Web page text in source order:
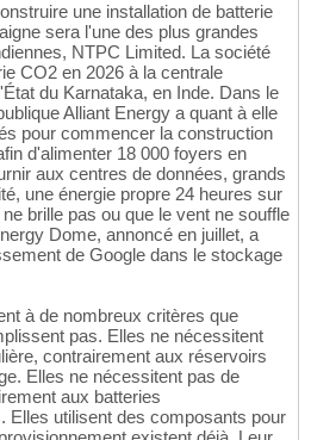
une installation de batterie
sera l'une des plus grandes
NTPC Limited. La société
CO2 en 2026 à la centrale
du Karnataka, en Inde. Dans le
Alliant Energy a quant à elle
pour commencer la construction
d'alimenter 18 000 foyers en
aux centres de données, grands
une énergie propre 24 heures sur
brille pas ou que le vent ne souffle
Dome, annoncé en juillet, a
de Google dans le stockage
à de nombreux critères que
pas. Elles ne nécessitent
contrairement aux réservoirs
Elles ne nécessitent pas de
aux batteries
Elles utilisent des composants pour